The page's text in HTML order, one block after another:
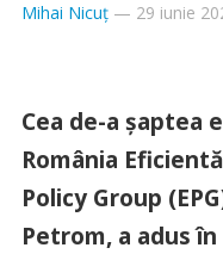
Mihai Nicuț— 29 iunie
Cea de-a șaptea
România
Policy Group
Petrom, a adus